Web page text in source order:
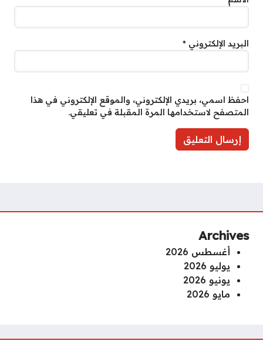
البريد الإلكتروني *
احفظ اسمي، بريدي الإلكتروني، والموقع الإلكتروني في هذا
المتصفح لاستخدامها المرة المقبلة في تعليقي.
Archives
أغسطس 2026
يوليو 2026
يونيو 2026
مايو 2026